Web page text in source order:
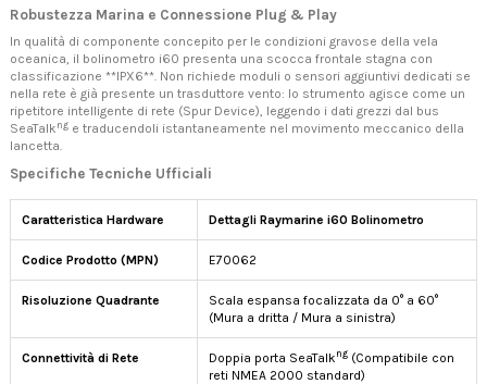
Robustezza Marina e Connessione Plug & Play
In qualità di componente concepito per le condizioni gravose della vela
oceanica, il bolinometro i60 presenta una scocca frontale stagna con
classificazione **IPX6**. Non richiede moduli o sensori aggiuntivi dedicati se
nella rete è già presente un trasduttore vento: lo strumento agisce come un
ripetitore intelligente di rete (Spur Device), leggendo i dati grezzi dal bus
SeaTalk ng e traducendoli istantaneamente nel movimento meccanico della
lancetta.
Specifiche Tecniche Ufficiali
Caratteristica Hardware Dettagli Raymarine i60 Bolinometro
Codice Prodotto (MPN) E70062
Risoluzione Quadrante
Scala espansa focalizzata da 0° a 60°
(Mura a dritta / Mura a sinistra)
Connettività di Rete Doppia porta SeaTalk ng (Compatibile con
reti NMEA 2000 standard)